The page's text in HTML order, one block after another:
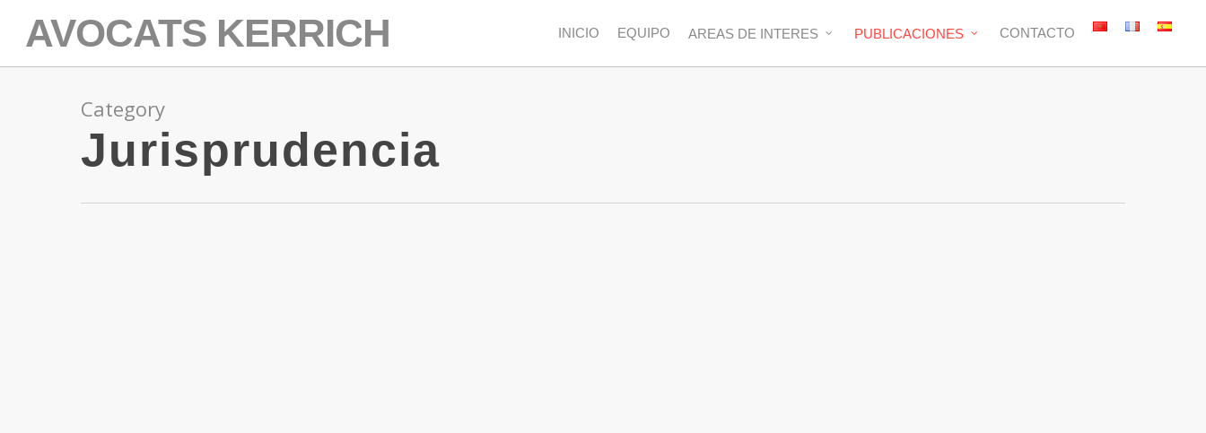
AVOCATS KERRICH INICIO EQUIPO AREAS DE INTERES PUBLICACIONES CONTACTO
Category
Jurisprudencia